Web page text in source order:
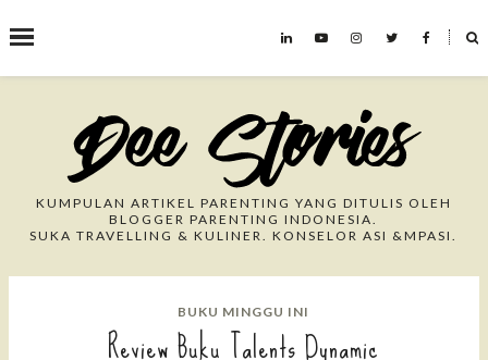
˟
Search This Blog
KUMPULAN ARTIKEL PARENTING YANG DITULIS OLEH
BLOGGER PARENTING INDONESIA.
SUKA TRAVELLING & KULINER. KONSELOR ASI &MPASI.
BUKU MINGGU INI
Review Buku Talents Dynamic